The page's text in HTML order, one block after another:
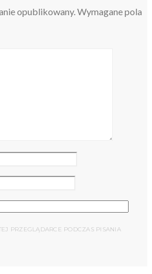
opublikowany.Wymagane pola
PRZEGLĄDARCE PODCZAS PISANIA